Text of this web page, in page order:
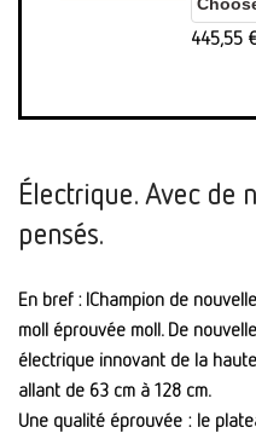
445,55
Électrique. Avec de
pensés.
En bref : lChampion de
moll éprouvée moll. De
électrique innovant de la
allant de 63 cm à 128 cm.
Une qualité éprouvée : le